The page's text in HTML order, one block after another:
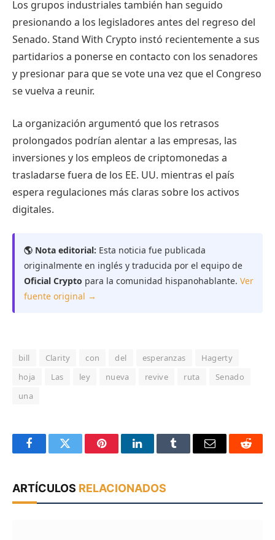
Los grupos industriales también han seguido
presionando a los legisladores antes del regreso del
Senado. Stand With Crypto instó recientemente a sus
partidarios a ponerse en contacto con los senadores
y presionar para que se vote una vez que el Congreso
se vuelva a reunir.
La organización argumentó que los retrasos
prolongados podrían alentar a las empresas, las
inversiones y los empleos de criptomonedas a
trasladarse fuera de los EE. UU. mientras el país
espera regulaciones más claras sobre los activos
digitales.
🌎 Nota editorial: Esta noticia fue publicada
originalmente en inglés y traducida por el equipo de
Oficial Crypto para la comunidad hispanohablante. Ver
fuente original →
bill Clarity con del esperanzas
Hagerty
hoja
Las ley nueva revive ruta
Senado
una
FacebookTwitter PinterestLinkedInTumblr Email Reddit
ARTÍCULOS RELACIONADOS